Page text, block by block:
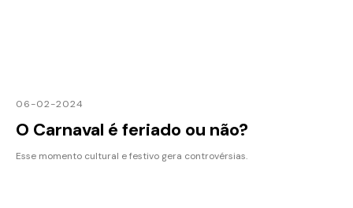
06-02-2024
O Carnaval é feriado ou não?
Esse momento cultural e festivo gera controvérsias.